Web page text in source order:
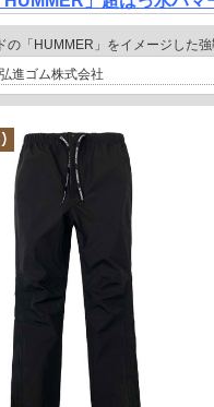
の「HUMMER」をイメージした
弘進ゴム株式会社